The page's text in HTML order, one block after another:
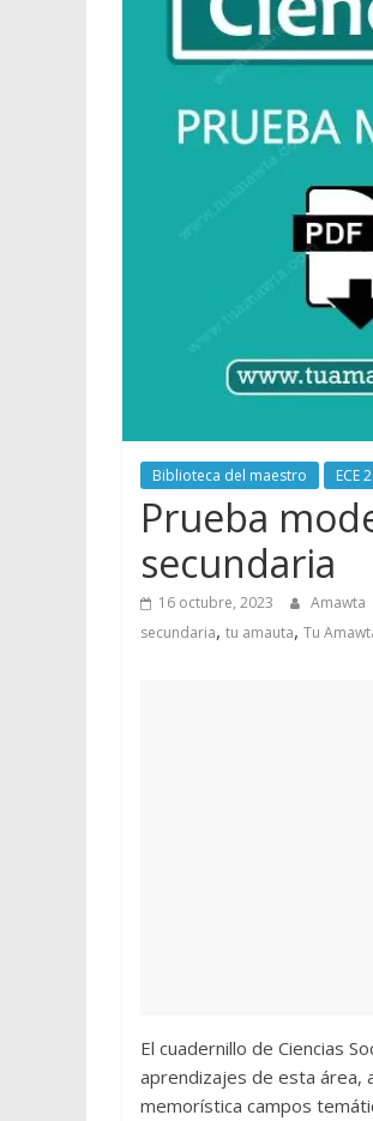
Biblioteca del maestro ECE
Prueba
secundaria
16 octubre, 2023 Amawta
secundaria, tu amauta, Tu
El cuadernillo de Ciencias
aprendizajes de esta área,
memorística campos